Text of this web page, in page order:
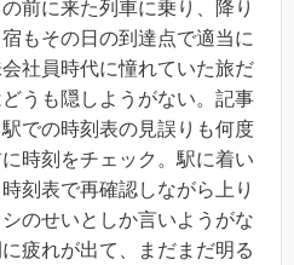
前に来た列車に乗り、降り
もその日の到達点で適当に
社員時代に憧れていた旅だ
うも隠しようがない。記事
での時刻表の見誤りも何度
時刻をチェック。駅に着い
刻表で再確認しながら上り
のせいとしか言いようがな
疲れが出て、まだまだ明る